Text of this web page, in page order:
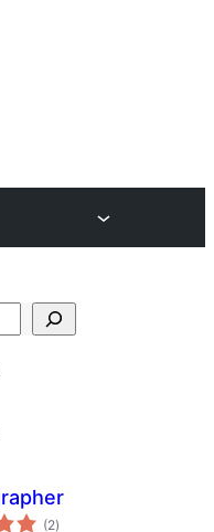
(2საერთო
)